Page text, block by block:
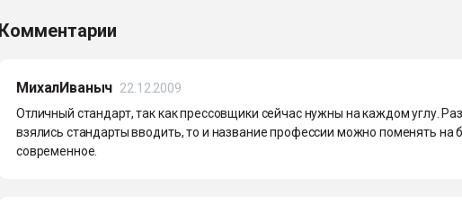
Комментарии
МихалИваныч 22.12.2009
Отличный стандарт, так как прессовщики сейчас нужны на каждом углу.
взялись стандарты вводить, то и название профессии можно поменять на
современное.